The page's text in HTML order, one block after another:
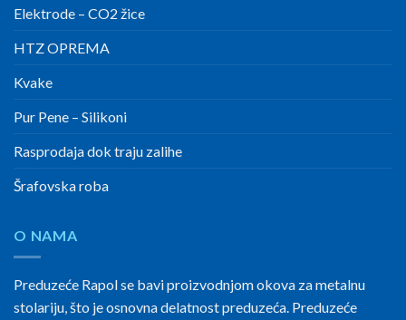
Elektrode – CO2 žice
HTZ OPREMA
Kvake
Pur Pene – Silikoni
Rasprodaja dok traju zalihe
Šrafovska roba
O NAMA
Preduzeće Rapol se bavi proizvodnjom okova za metalnu
stolariju, što je osnovna delatnost preduzeća. Preduzeće